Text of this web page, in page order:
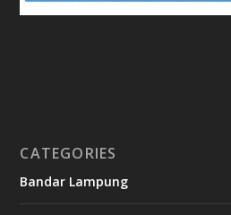
CATEGORIES
Bandar Lampung